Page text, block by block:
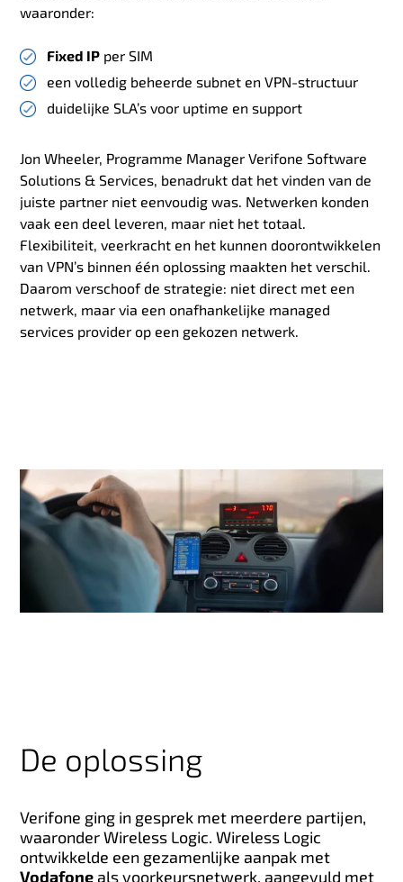
waaronder:
Fixed IP per SIM
een volledig beheerde subnet en VPN-structuur
duidelijke SLA’s voor uptime en support
Jon Wheeler, Programme Manager Verifone Software
Solutions & Services, benadrukt dat het vinden van de
juiste partner niet eenvoudig was. Netwerken konden
vaak een deel leveren, maar niet het totaal.
Flexibiliteit, veerkracht en het kunnen doorontwikkelen
van VPN’s binnen één oplossing maakten het verschil.
Daarom verschoof de strategie: niet direct met een
netwerk, maar via een onafhankelijke managed
services provider op een gekozen netwerk.
De oplossing
Verifone ging in gesprek met meerdere partijen,
waaronder Wireless Logic. Wireless Logic
ontwikkelde een gezamenlijke aanpak met
Vodafone als voorkeursnetwerk, aangevuld met